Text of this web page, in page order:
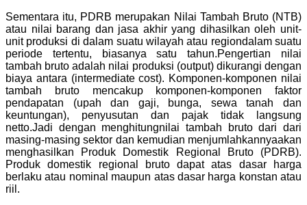
Sementara itu, PDRB merupakan Nilai Tambah Bruto (NTB)
atau nilai barang dan jasa akhir yang dihasilkan oleh unit-
unit produksi di dalam suatu wilayah atau regiondalam suatu
periode tertentu, biasanya satu tahun.Pengertian nilai
tambah bruto adalah nilai produksi (output) dikurangi dengan
biaya antara (intermediate cost). Komponen-komponen nilai
tambah bruto mencakup komponen-komponen faktor
pendapatan (upah dan gaji, bunga, sewa tanah dan
keuntungan), penyusutan dan pajak tidak langsung
netto.Jadi dengan menghitungnilai tambah bruto dari dari
masing-masing sektor dan kemudian menjumlahkannyaakan
menghasilkan Produk Domestik Regional Bruto (PDRB).
Produk domestik regional bruto dapat atas dasar harga
berlaku atau nominal maupun atas dasar harga konstan atau
riil.